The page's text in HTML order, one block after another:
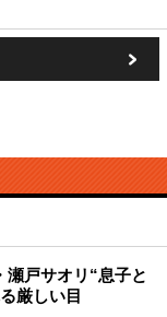
瀬戸サオリ“息子と
厳しい目